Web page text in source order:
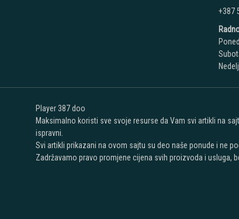
+387
Player 387 doo
Maksimalno koristi sve svoje resurse da Vam svi artikli na
ispravni.
Svi artikli prikazani na ovom sajtu su deo naše ponude i ne
Zadržavamo pravo promjene cijena svih proizvoda i usluga,